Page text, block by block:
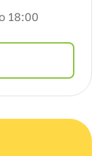
18:00